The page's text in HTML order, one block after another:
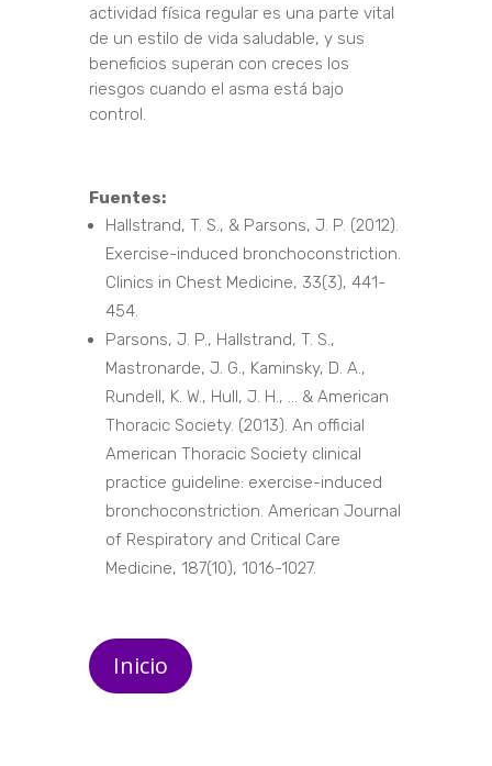
actividad física regular es una parte vital
de un estilo de vida saludable, y sus
beneficios superan con creces los
riesgos cuando el asma está bajo
control.
Fuentes:
Hallstrand, T. S., & Parsons, J. P. (2012).
Exercise-induced bronchoconstriction.
Clinics in Chest Medicine, 33(3), 441-
454.
Parsons, J. P., Hallstrand, T. S.,
Mastronarde, J. G., Kaminsky, D. A.,
Rundell, K. W., Hull, J. H., … & American
Thoracic Society. (2013). An official
American Thoracic Society clinical
practice guideline: exercise-induced
bronchoconstriction. American Journal
of Respiratory and Critical Care
Medicine, 187(10), 1016-1027.
Inicio